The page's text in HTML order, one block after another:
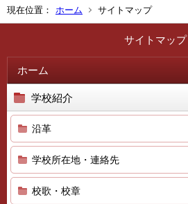
現在位置： ホーム サイトマップ
サイトマップ
ホーム
学校紹介
沿革
学校所在地・連絡先
校歌・校章